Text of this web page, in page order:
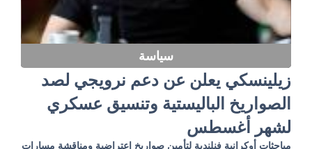
سياسة
زيلينسكي يعلن عن دعم نرويجي لصد
الصواريخ الباليستية وتنسيق عسكري
لشهر أغسطس
مباحثات أوكرانية فنلندية لتأمين صواريخ اعتراضية ومناقشة مسارات